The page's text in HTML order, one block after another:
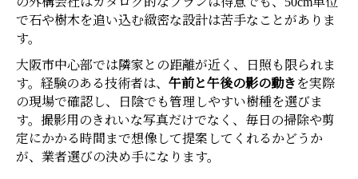
で石や樹木を追い込む緻密な設計は苦手なことがありま
す。
大阪市中心部では隣家との距離が近く、日照も限られま
す。経験のある技術者は、 午前と午後の影の動き を実際
の現場で確認し、日陰でも管理しやすい樹種を選びま
す。撮影用のきれいな写真だけでなく、毎日の掃除や剪
定にかかる時間まで想像して提案してくれるかどうか
が、業者選びの決め手になります。